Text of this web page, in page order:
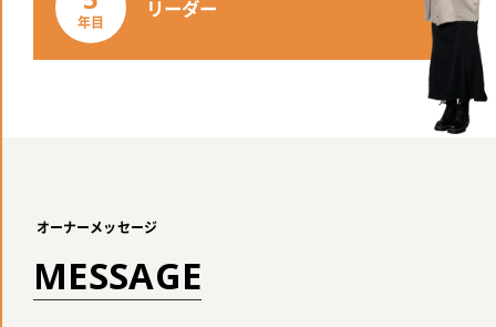
年目
リーダー
オーナーメッセージ
MESSAGE